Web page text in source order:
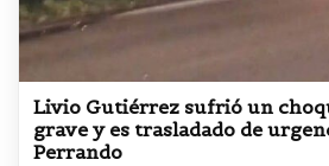
Livio Gutiérrez sufrió un
grave y es trasladado de
Perrando